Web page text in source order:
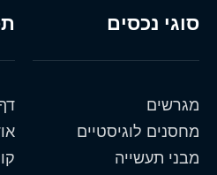
סוגי נכסים
מגרשים
מחסנים לוגיסטיים
מבני תעשייה